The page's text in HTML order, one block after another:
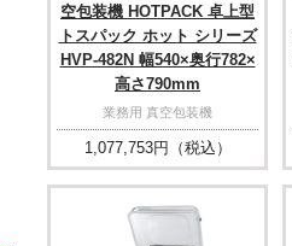
空包装機 HOTPACK 卓上型
トスパック ホット シリーズ
HVP-482N 幅540×奥行782×
高さ790mm
業務用 真空包装機
1,077,753円（税込）